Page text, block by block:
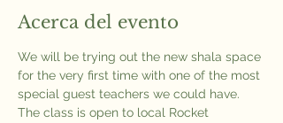
Acerca del evento
We will be trying out the new shala space
for the very first time with one of the most
special guest teachers we could have.
The class is open to local Rocket